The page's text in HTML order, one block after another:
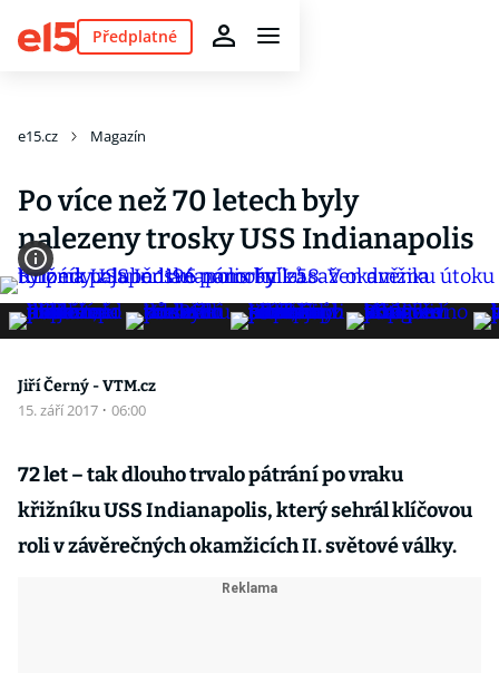
Předplatné
e15.cz Magazín
Po více než 70 letech byly
nalezeny trosky USS Indianapolis
Jiří Černý - VTM.cz
15. září 2017 · 06:00
72 let – tak dlouho trvalo pátrání po vraku
křižníku USS Indianapolis, který sehrál klíčovou
roli v závěrečných okamžicích II. světové války.